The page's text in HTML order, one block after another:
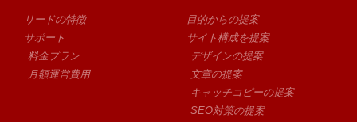
リードの特徴
サポート
料金プラン
月額運営費用
目的からの提案
サイト構成を提案
デザインの提案
文章の提案
キャッチコピーの提案
SEO対策の提案